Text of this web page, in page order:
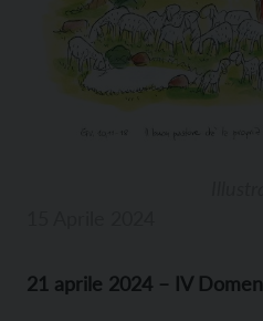
21 aprile 2024 – IV